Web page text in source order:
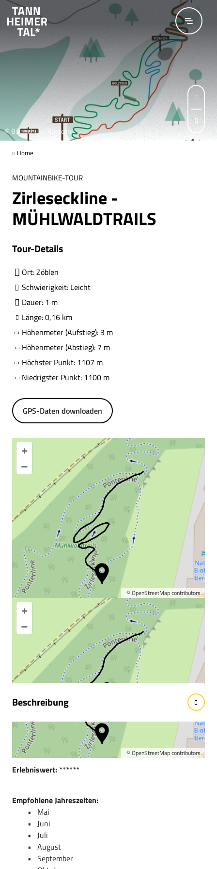
Zum Hauptinhalt springen
© Bikeschule Alpstern
Home
MOUNTAINBIKE-TOUR
Zirleseckline -
MÜHLWALDTRAILS
Tour-Details
Ort: Zöblen
Schwierigkeit: Leicht
Dauer: 1 m
Länge: 0,16 km
Höhenmeter (Aufstieg): 3 m
Höhenmeter (Abstieg): 7 m
Höchster Punkt: 1107 m
Niedrigster Punkt: 1100 m
GPS-Daten downloaden
+
–
© OpenStreetMapcontributors.
+
–
© OpenStreetMapcontributors.
Karte vergrößern
Informationen &
Wissenswertes
Beschreibung
Kurzbeschreibung:
Die „MÜHLWALDTRAILS“ wurden von der Bikeschule
Alpstern eröffnet
Erlebniswert: ******
Empfohlene Jahreszeiten:
Mai
Juni
Juli
August
September